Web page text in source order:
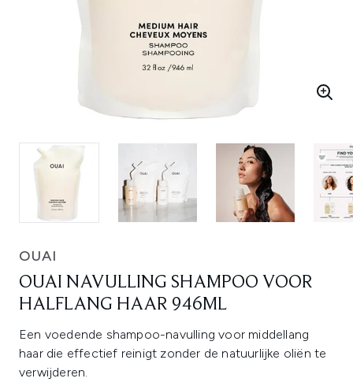
OUAI
OUAI NAVULLING SHAMPOO VOOR
HALFLANG HAAR 946ML
Een voedende shampoo-navulling voor middellang
haar die effectief reinigt zonder de natuurlijke oliën te
verwijderen.